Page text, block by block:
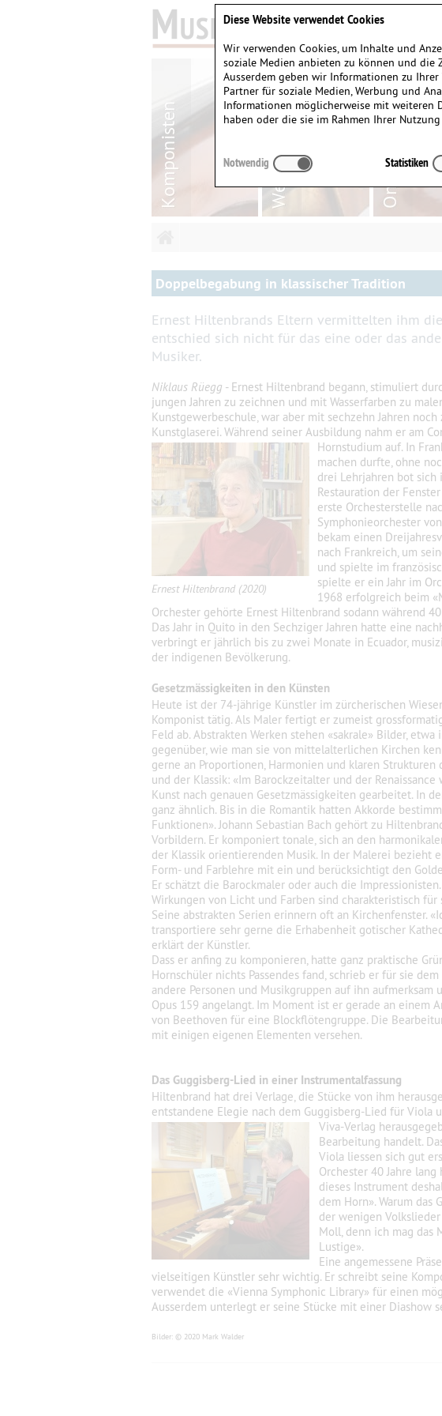
Doppelbegabung in klassischer Tradition
Ernest Hiltenbrands Eltern vermittelten ihm
entschied sich nicht für das eine oder das
Musiker.
Niklaus Rüegg - Ernest Hiltenbrand begann, stimuliert
jungen Jahren zu zeichnen und mit Wasserfarben zu
Kunstgewerbeschule, war aber mit sechzehn Jahren
Kunstglaserei. Während seiner Ausbildung nahm er am
Ernest Hiltenbrand (2020)
Hornstudium auf. In
machen durfte, ohne
drei Lehrjahren bot
Restauration der
erste Orchesterstelle
Symphonieorchester
bekam einen
nach Frankreich, um
und spielte im
spielte er ein Jahr im
1968 erfolgreich beim
Orchester gehörte Ernest Hiltenbrand sodann während 40
Das Jahr in Quito in den Sechziger Jahren hatte eine
verbringt er jährlich bis zu zwei Monate in Ecuador,
der indigenen Bevölkerung.
Gesetzmässigkeiten in den Künsten
Heute ist der 74-jährige Künstler im zürcherischen
Komponist tätig. Als Maler fertigt er zumeist
Feld ab. Abstrakten Werken stehen «sakrale» Bilder,
gegenüber, wie man sie von mittelalterlichen Kirchen
gerne an Proportionen, Harmonien und klaren Strukturen
und der Klassik: «Im Barockzeitalter und der
Kunst nach genauen Gesetzmässigkeiten gearbeitet. In
ganz ähnlich. Bis in die Romantik hatten Akkorde
Funktionen». Johann Sebastian Bach gehört zu
Vorbildern. Er komponiert tonale, sich an den
der Klassik orientierenden Musik. In der Malerei bezieht
Form- und Farblehre mit ein und berücksichtigt den
Er schätzt die Barockmaler oder auch die
Wirkungen von Licht und Farben sind charakteristisch für
Seine abstrakten Serien erinnern oft an Kirchenfenster.
transportiere sehr gerne die Erhabenheit gotischer
erklärt der Künstler.
Dass er anfing zu komponieren, hatte ganz praktische
Hornschüler nichts Passendes fand, schrieb er für sie
andere Personen und Musikgruppen auf ihn
Opus 159 angelangt. Im Moment ist er gerade an einem
von Beethoven für eine Blockflötengruppe. Die
mit einigen eigenen Elementen versehen.
Das Guggisberg-Lied in einer Instrumentalfassung
Hiltenbrand hat drei Verlage, die Stücke von ihm
entstandene Elegie nach dem Guggisberg-Lied für Viola
Viva-Verlag
Bearbeitung handelt.
Viola liessen sich gut
Orchester 40 Jahre
dieses Instrument
dem Horn». Warum das
der wenigen
Moll, denn ich mag das
Lustige».
Eine angemessene
vielseitigen Künstler sehr wichtig. Er schreibt seine
verwendet die «Vienna Symphonic Library» für einen
Ausserdem unterlegt er seine Stücke mit einer Diashow
Bilder: © 2020 Mark Walder
Diese Website verwendet Cookies
Wir verwenden Cookies, um Inhalte und
soziale Medien anbieten zu können und die
Ausserdem geben wir Informationen zu
Partner für soziale Medien, Werbung und
Informationen möglicherweise mit weiteren
haben oder die sie im Rahmen Ihrer
Notwendig Statistiken